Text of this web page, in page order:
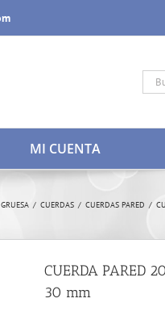
MI CUENTA
/ CUERDAS / CUERDAS PARED /
CUERDA PARED
30 mm